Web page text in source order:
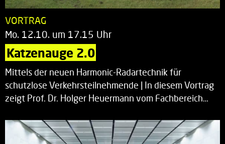
VORTRAG
Mo. 12.10. um 17.15 Uhr
Katzenauge 2.0
Mittels der neuen Harmonic-Radartechnik für
schutzlose Verkehrsteilnehmende | In diesem Vortrag
zeigt Prof. Dr. Holger Heuermann vom Fachbereich…